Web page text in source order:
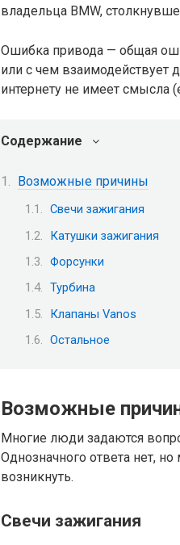
владельца BMW,
Ошибка привода — общая
или с чем взаимодействует
интернету не имеет смысла
Содержание
Возможные причины
Свечи зажигания
Катушки зажигания
Форсунки
Турбина
Клапаны Vanos
Остальное
Возможные
Многие люди задаются
Однозначного ответа нет,
возникнуть.
Свечи зажигания